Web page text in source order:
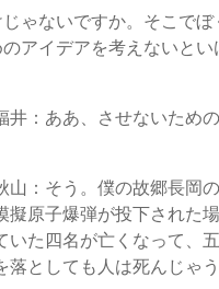
ゃないですか。そこで
アイデアを考えないと
井：ああ、させないため
山：そう。僕の故郷長岡
擬原子爆弾が投下された
いた四名が亡くなって、
落としても人は死んじゃ